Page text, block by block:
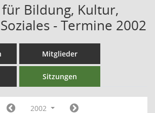
für Bildung, Kultur,
- Termine 2002
Mitglieder
Sitzungen
2002